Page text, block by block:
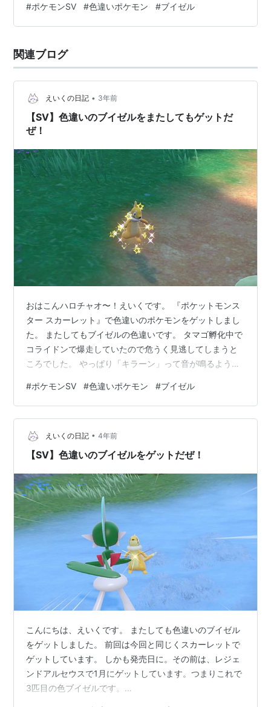
#ポケモンSV #色違いポケモン #ブイゼル
関連ブログ
えいくの日記 • 3年前
【SV】色違いのブイゼルをまたしてもゲットだ
ぜ！
おはこんハロチャオ〜！えいくです。 『ポケットモンス
ター スカーレット』で色違いのポケモンをゲットしまし
た。 またしてもブイゼルの色違いです。 タマゴ孵化中で
コライドンで爆走していたので危うく見逃してしまうと
ころでした。 やっぱり「キラーン」って音が鳴るように
フローゼルの色違いがよく出ますね。 これで進化系6匹
目になりました。 blog.eiku39.net blog.eiku39.net
blog.eiku39.net
#ポケモンSV #色違いポケモン #ブイゼル
えいくの日記 • 4年前
【SV】色違いのブイゼルをゲットだぜ！
こんにちは、えいくです。 またしても色違いのブイゼル
をゲットしました。 前回は今回と同じくスカーレットで
ゲットしています。 しかも発売日に。その前は、レジェ
ンドアルセウスで1月にゲットしています。つまりこれで
3匹目の色ブイゼルです。